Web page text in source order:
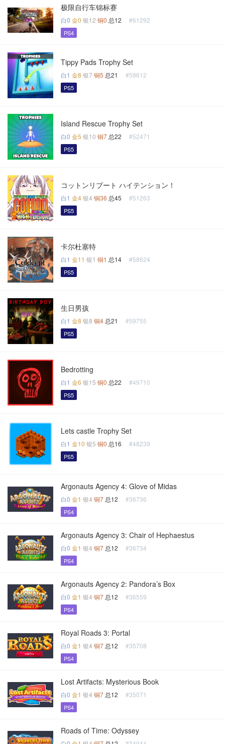
极限自行车锦标赛
白0 金0 银12 铜0 总12 #61292
PS4
Tippy Pads Trophy Set
白1 金8 银7 铜5 总21 #59612
PS5
Island Rescue Trophy Set
白0 金5 银10 铜7 总22 #52471
PS5
コットンリブート ハイテンション！
白1 金4银4 铜36 总45 #51263
PS5
卡尔杜塞特
白1 金11 银1 铜1 总14 #58624
PS5
生日男孩
白1 金8 银8 铜4 总21 #59755
PS5
Bedrotting
白1 金6 银15 铜0 总22 #49710
PS5
Lets castle Trophy Set
白1 金10 银5 铜0 总16 #48239
PS5
Argonauts Agency 4: Glove of Midas
白0 金1 银4 铜7 总12 #36736
PS4
Argonauts Agency 3: Chair of Hephaestus
白0 金1 银4 铜7 总12 #36734
PS4
Argonauts Agency 2: Pandora’s Box
白0 金1 银4 铜7 总12 #36559
PS4
Royal Roads 3: Portal
白0 金1 银4 铜7 总12 #35708
PS4
Lost Artifacts: Mysterious Book
白0 金1 银4 铜7 总12 #35071
PS4
Roads of Time: Odyssey